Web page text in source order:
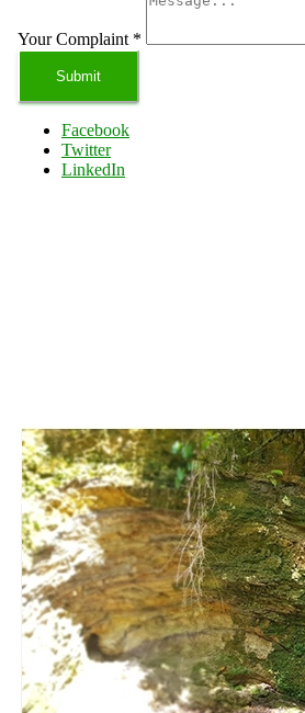
Your Complaint *
Submit
Facebook
Twitter
LinkedIn